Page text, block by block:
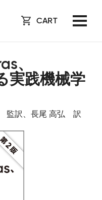
CART
、
実践機械学
監訳、長尾 高弘 訳